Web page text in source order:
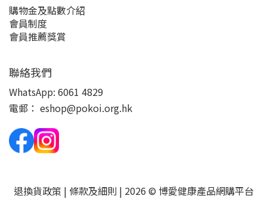
購物金及點數介紹
會員制度
會員推薦獎賞
聯絡我們
WhatsApp: 6061 4829
電郵： eshop@pokoi.org.hk
退換貨政策 | 條款及細則 | 2026 © 博愛健康產品網購平台